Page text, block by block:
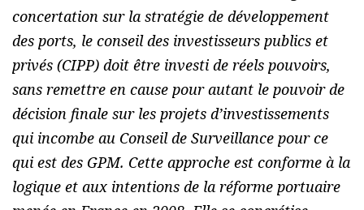
concertation sur la stratégie de développement
des ports, le conseil des investisseurs publics et
privés (CIPP) doit être investi de réels pouvoirs,
sans remettre en cause pour autant le pouvoir de
décision finale sur les projets d’investissements
qui incombe au Conseil de Surveillance pour ce
qui est des GPM. Cette approche est conforme à la
logique et aux intentions de la réforme portuaire